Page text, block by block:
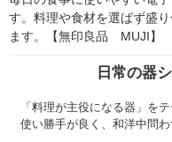
す。料理や食材を選ばず盛
ます。【無印良品　MUJI】
日常の器
「料理が主役になる器」を
使い勝手が良く、和洋中問